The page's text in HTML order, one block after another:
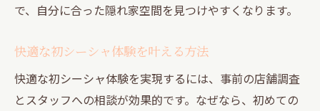
で、自分に合った隠れ家空間を見つけやすくなります。
快適な初シーシャ体験を叶える方法
快適な初シーシャ体験を実現するには、事前の店舗調査
とスタッフへの相談が効果的です。なぜなら、初めての